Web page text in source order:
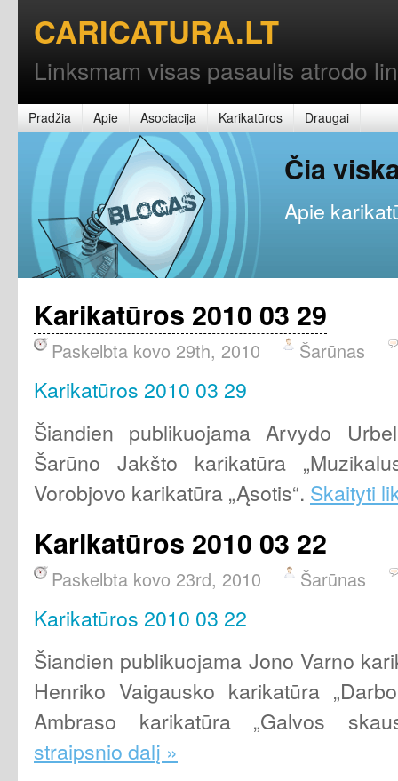
CARICATURA.LT
Linksmam visas pasaulis atrodo
Pradžia Apie Asociacija Karikatūros Draugai
Čia
Apie
Karikatūros 2010 03 29
Paskelbta kovo 29th, 2010 Šarūnas
Karikatūros 2010 03 29
Šiandien publikuojama Arvydo
Šarūno Jakšto karikatūra
Vorobjovo karikatūra „Ąsotis“. Skaityti
Karikatūros 2010 03 22
Paskelbta kovo 23rd, 2010 Šarūnas
Karikatūros 2010 03 22
Šiandien publikuojama Jono Varno
Henriko Vaigausko karikatūra
Ambraso karikatūra „Galvos
straipsnio dalį »